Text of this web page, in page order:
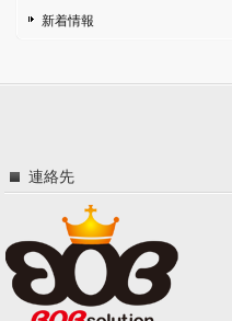
新着情報
連絡先